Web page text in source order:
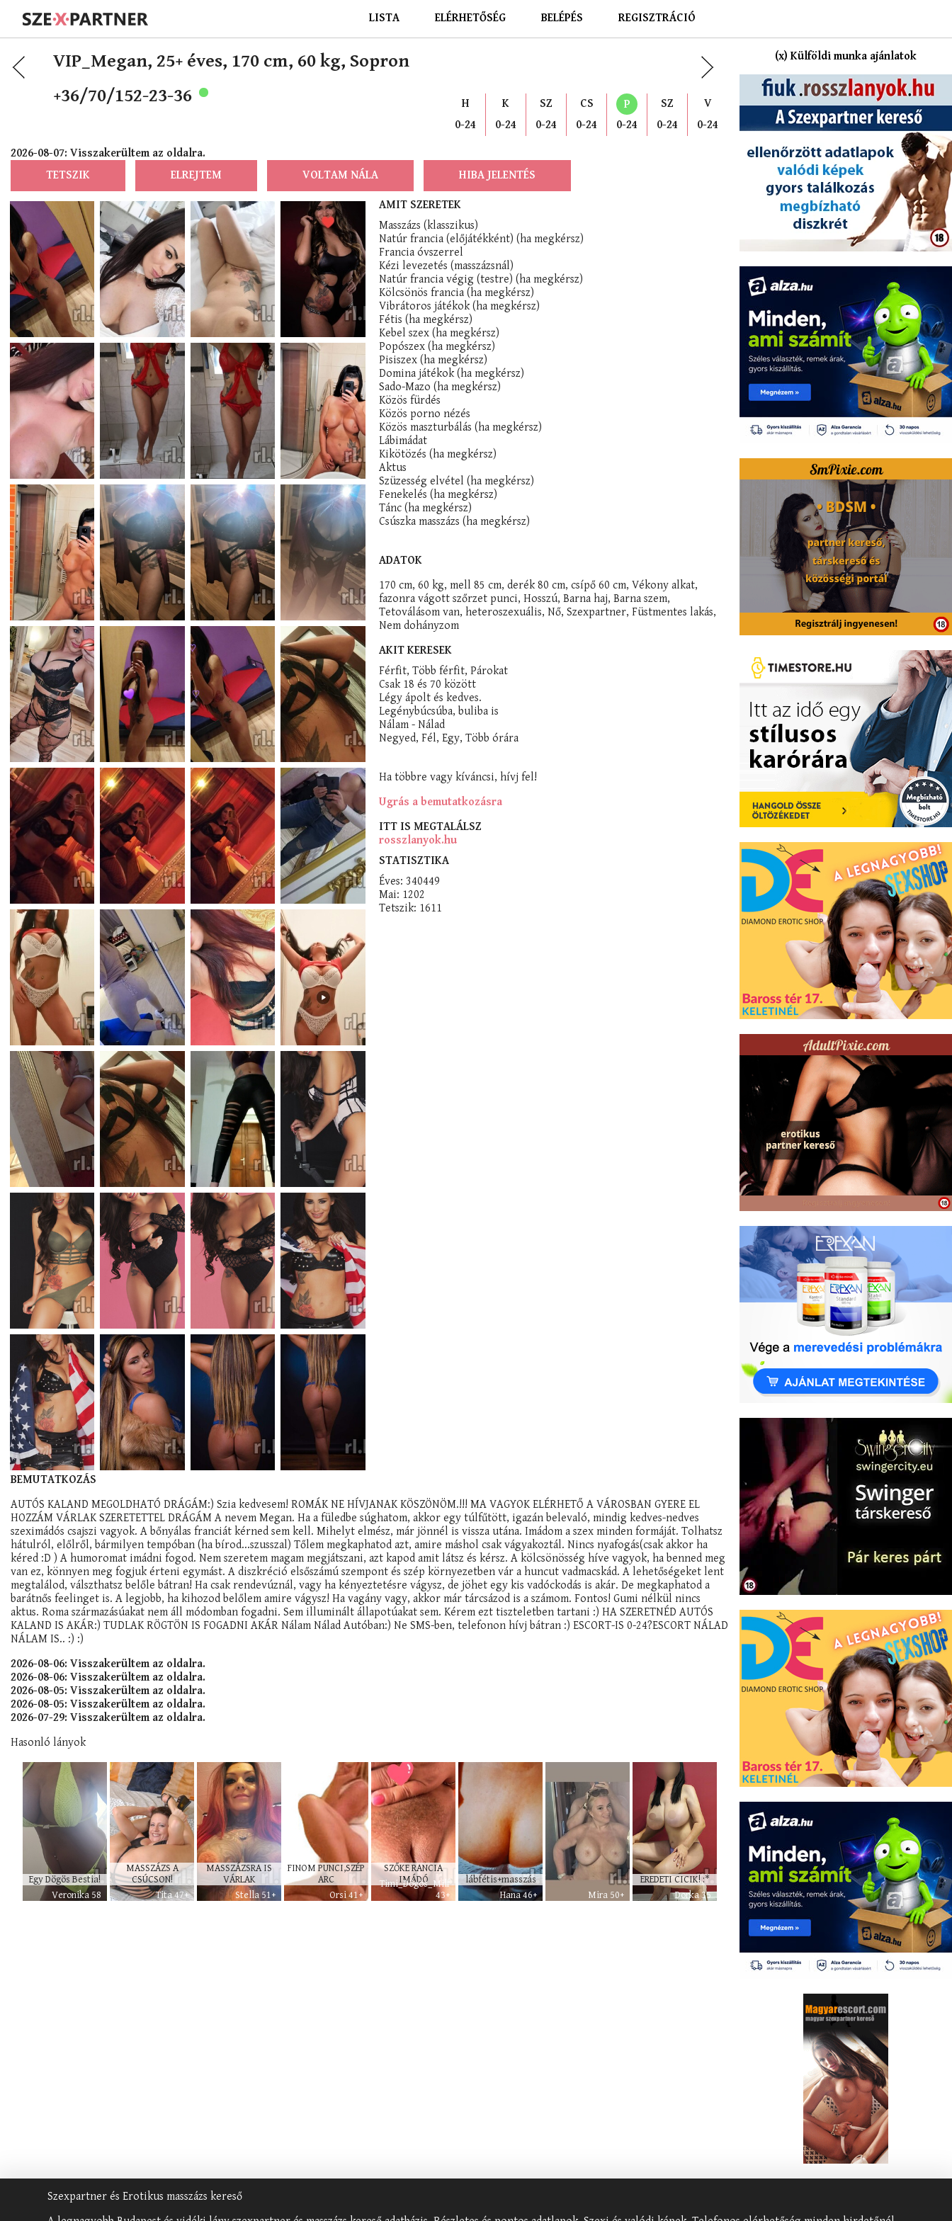
LISTA ELÉRHETŐSÉG BELÉPÉS REGISZTRÁCIÓ
VIP_Megan, 25+ éves, 170 cm, 60 kg, Sopron
+36/70/152-23-36
H
0-24
K
0-24
SZ
0-24
CS
0-24
P
0-24
SZ
0-24
V
0-24
2026-08-07: Visszakerültem az oldalra.
TETSZIK
ELREJTEM VOLTAM NÁLA HIBA JELENTÉS
AMIT SZERETEK
Masszázs (klasszikus)
Natúr francia (előjátékként) (ha megkérsz)
Francia óvszerrel
Kézi levezetés (masszázsnál)
Natúr francia végig (testre) (ha megkérsz)
Kölcsönös francia (ha megkérsz)
Vibrátoros játékok (ha megkérsz)
Fétis (ha megkérsz)
Kebel szex (ha megkérsz)
Popószex (ha megkérsz)
Pisiszex (ha megkérsz)
Domina játékok (ha megkérsz)
Sado-Mazo (ha megkérsz)
Közös fürdés
Közös porno nézés
Közös maszturbálás (ha megkérsz)
Lábimádat
Kikötözés (ha megkérsz)
Aktus
Szüzesség elvétel (ha megkérsz)
Fenekelés (ha megkérsz)
Tánc (ha megkérsz)
Csúszka masszázs (ha megkérsz)
ADATOK
170 cm, 60 kg, mell 85 cm, derék 80 cm, csípő 60 cm, Vékony alkat,
fazonra vágott szőrzet punci, Hosszú, Barna haj, Barna szem,
Tetoválásom van, heteroszexuális, Nő, Szexpartner, Füstmentes lakás,
Nem dohányzom
AKIT KERESEK
Férfit, Több férfit, Párokat
Csak 18 és 70 között
Légy ápolt és kedves.
Legénybúcsúba, buliba is
Nálam - Nálad
Negyed, Fél, Egy, Több órára
Ha többre vagy kíváncsi, hívj fel!
Ugrás a bemutatkozásra
ITT IS MEGTALÁLSZ
rosszlanyok.hu
STATISZTIKA
Éves: 340449
Mai: 1202
Tetszik: 1611
BEMUTATKOZÁS
AUTÓS KALAND MEGOLDHATÓ DRÁGÁM:) Szia kedvesem! ROMÁK NE HÍVJANAK KÖSZÖNÖM.!!! MA VAGYOK ELÉRHETŐ A VÁROSBAN GYERE EL
HOZZÁM VÁRLAK SZERETETTEL DRÁGÁM A nevem Megan. Ha a füledbe súghatom, akkor egy túlfűtött, igazán belevaló, mindig kedves-nedves
szeximádós csajszi vagyok. A bőnyálas franciát kérned sem kell. Mihelyt elmész, már jönnél is vissza utána. Imádom a szex minden formáját. Tolhatsz
hátulról, előlről, bármilyen tempóban (ha bírod...szusszal) Tőlem megkaphatod azt, amire máshol csak vágyakoztál. Nincs nyafogás(csak akkor ha
kéred :D ) A humoromat imádni fogod. Nem szeretem magam megjátszani, azt kapod amit látsz és kérsz. A kölcsönösség híve vagyok, ha benned meg
van ez, könnyen meg fogjuk érteni egymást. A diszkréció elsőszámú szempont és szép környezetben vár a huncut vadmacskád. A lehetőségeket lent
megtalálod, válszthatsz belőle bátran! Ha csak rendevúznál, vagy ha kényeztetésre vágysz, de jöhet egy kis vadóckodás is akár. De megkaphatod a
barátnős feelinget is. A legjobb, ha kihozod belőlem amire vágysz! Ha vagány vagy, akkor már tárcsázod is a számom. Fontos! Gumi nélkül nincs
aktus. Roma származásúakat nem áll módomban fogadni. Sem illuminált állapotúakat sem. Kérem ezt tiszteletben tartani :) HA SZERETNÉD AUTÓS
KALAND IS AKÁR:) TUDLAK RÖGTÖN IS FOGADNI AKÁR Nálam Nálad Autóban:) Ne SMS-ben, telefonon hívj bátran :) ESCORT-IS 0-24?ESCORT NÁLAD
NÁLAM IS.. :) :)
2026-08-06: Visszakerültem az oldalra.
2026-08-06: Visszakerültem az oldalra.
2026-08-05: Visszakerültem az oldalra.
2026-08-05: Visszakerültem az oldalra.
2026-07-29: Visszakerültem az oldalra.
Hasonló lányok
Egy Dögös Bestia!
Veronika 58
MASSZÁZS A
CSÚCSON!
Tita 47+
MASSZÁZSRA IS
VÁRLAK
Stella 51+
FINOM PUNCI,SZÉP
ARC
Orsi 41+
SZŐKE RANCIA
IMÁDÓ
Timi_Dögös_Milf
43+
lábfétis+masszás
Hana 46+
Mira 50+
EREDETI CICIK! :*
Dorka 35
(x) Külföldi munka ajánlatok
Szexpartner és Erotikus masszázs kereső